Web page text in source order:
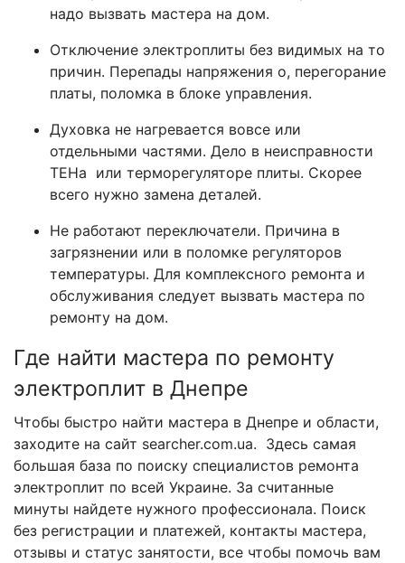
надо вызвать мастера на дом.
Отключение электроплиты без видимых на то
причин. Перепады напряжения о, перегорание
платы, поломка в блоке управления.
Духовка не нагревается вовсе или
отдельными частями. Дело в неисправности
ТЕНа или терморегуляторе плиты. Скорее
всего нужно замена деталей.
Не работают переключатели. Причина в
загрязнении или в поломке регуляторов
температуры. Для комплексного ремонта и
обслуживания следует вызвать мастера по
ремонту на дом.
Где найти мастера по ремонту
электроплит в Днепре
Чтобы быстро найти мастера в Днепре и области,
заходите на сайт searcher.com.ua. Здесь самая
большая база по поиску специалистов ремонта
электроплит по всей Украине. За считанные
минуты найдете нужного профессионала. Поиск
без регистрации и платежей, контакты мастера,
отзывы и статус занятости, все чтобы помочь вам